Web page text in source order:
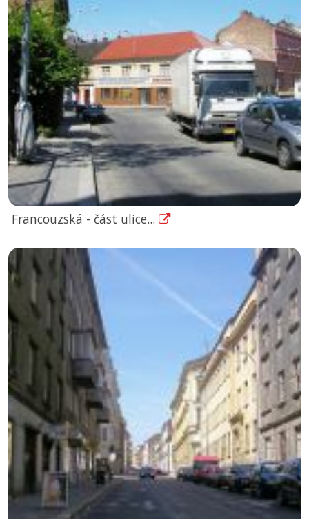
Francouzská - část ulice...